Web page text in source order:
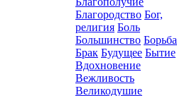
Благородство Бог,
религия Боль
Большинство Борьба
Брак Будущее Бытие
Вдохновение
Вежливость
Великодушие